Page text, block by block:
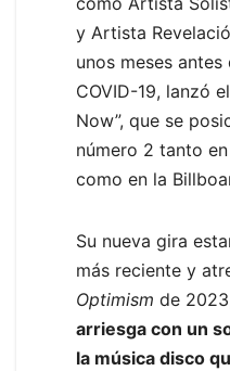
y Artista
unos meses
COVID-19, lanzó
Now”, que se
número 2 tanto
como en la
Su nueva gira
más reciente y
Optimism de
arriesga con un
la música disco